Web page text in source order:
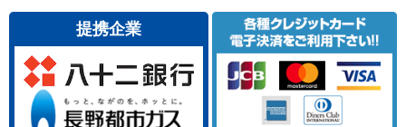
提携企業